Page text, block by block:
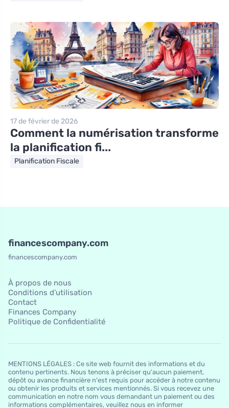
17 de février de 2026
Comment la numérisation transforme
la planification fi...
Planification Fiscale
financescompany.com
financescompany.com
À propos de nous
Conditions d’utilisation
Contact
Finances Company
Politique de Confidentialité
MENTIONS LÉGALES : Ce site web fournit des informations et du
contenu pertinents. Nous tenons à préciser qu'aucun paiement,
dépôt ou avance financière n'est requis pour accéder à notre contenu
ou obtenir les produits et services mentionnés. Si vous recevez une
communication en notre nom vous demandant un paiement ou des
informations complémentaires, veuillez nous en informer